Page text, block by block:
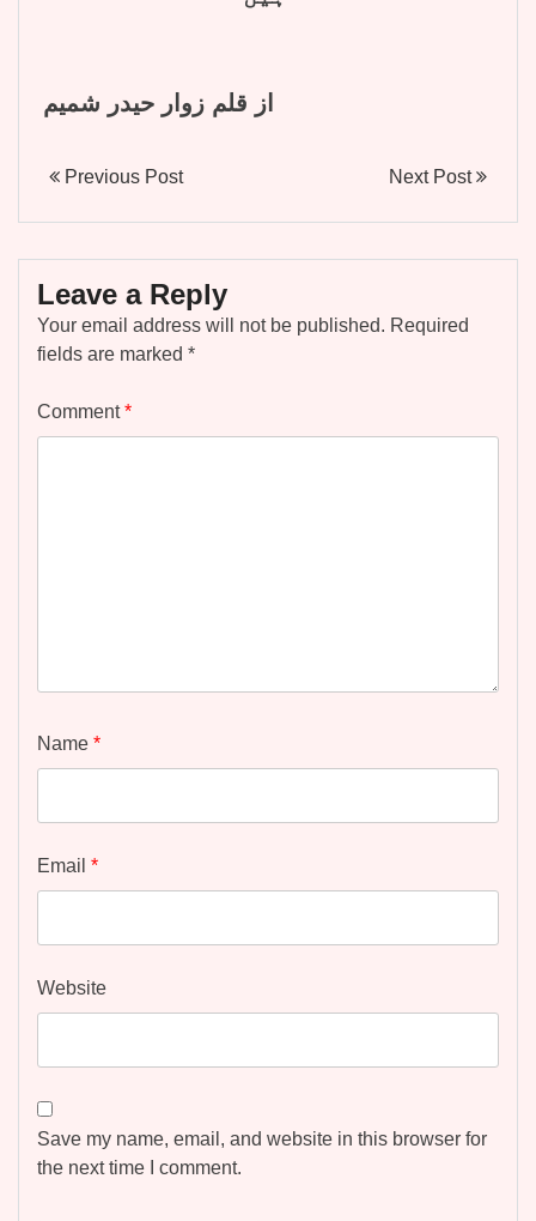
از قلم زوار حیدر شمیم
Previous Post Next Post
Leave a Reply
Your email address will not be published. Required
fields are marked *
Comment*
Name *
Email *
Website
Save my name, email, and website in this browser for
the next time I comment.